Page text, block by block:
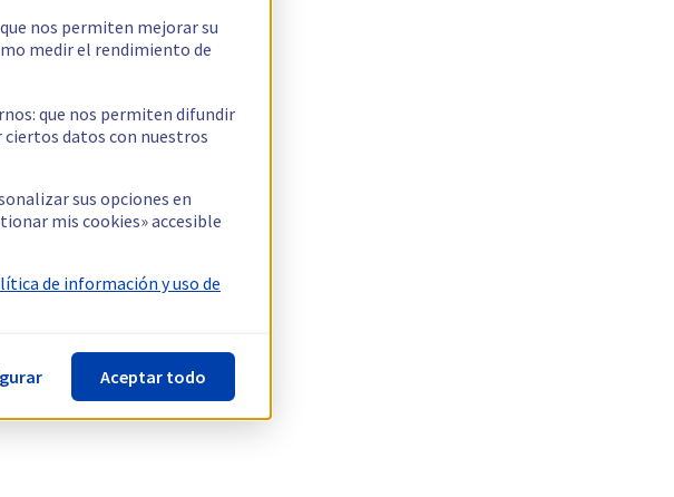
nos permiten mejorar su
medir el rendimiento de
que nos permiten difundir
datos con nuestros
sus opciones en
mis cookies» accesible
de información y uso de
Aceptar todo